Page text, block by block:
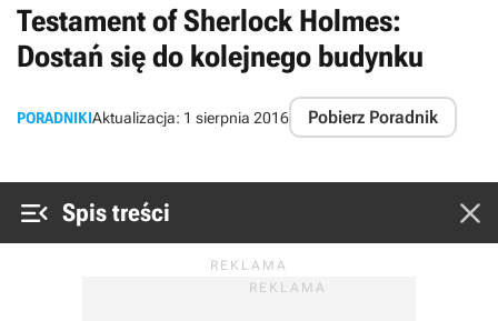
Testament of Sherlock Holmes:
Dostań się do kolejnego budynku
PORADNIKIAktualizacja: 1 sierpnia 2016 Pobierz Poradnik
 Spis treści 